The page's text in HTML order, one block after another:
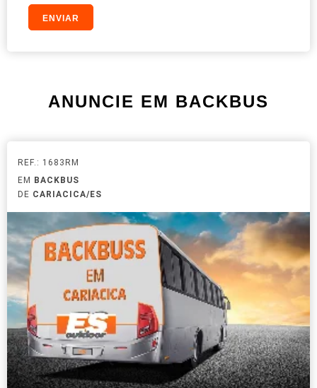
ANUNCIE EM BACKBUS
REF.: 1683RM
EM
BACKBUS
DE CARIACICA/ES